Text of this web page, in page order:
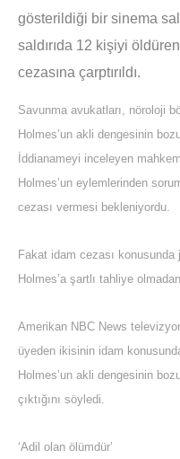
gösterildiği bir sinema
saldırıda 12 kişiyi
cezasına çarptırıldı.
Savunma avukatları, nöroloji
Holmes’un akli dengesinin
İddianameyi inceleyen
Holmes’un eylemlerinden
cezası vermesi bekleniyordu.
Fakat idam cezası
Holmes’a şartlı tahliye
Amerikan NBC News
üyeden ikisinin idam
Holmes’un akli dengesinin
çıktığını söyledi.
‘Adil olan ölümdür’